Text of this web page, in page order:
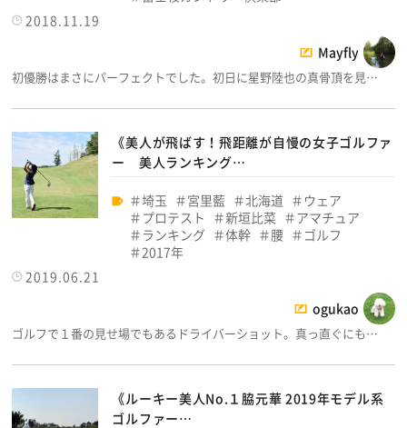
2018.11.19
Mayfly
初優勝はまさにパーフェクトでした。初日に星野陸也の真骨頂を見…
《美人が飛ばす！飛距離が自慢の女子ゴルファ
ー 美人ランキング…
埼玉 宮里藍 北海道
ウェア
プロテスト
新垣比菜
アマチュア
ランキング
体幹 腰
ゴルフ
2017年
2019.06.21
ogukao
ゴルフで１番の見せ場でもあるドライバーショット。真っ直ぐにも…
《ルーキー美人No.１脇元華 2019年モデル系
ゴルファー…